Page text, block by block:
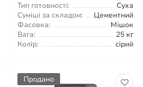
Тип готовності:
Суха
Суміші за складом:
Цементний
Фасовка:
Мішок
Вага:
25 кг
Колір:
сірий
Продано